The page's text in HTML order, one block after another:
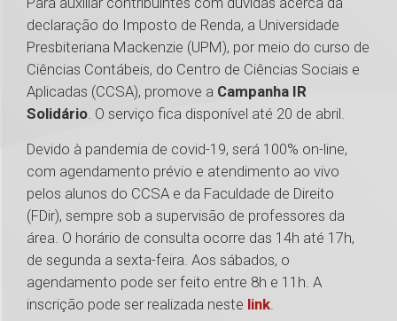
declaração do Imposto de Renda, a Universidade
Presbiteriana Mackenzie (UPM), por meio do curso de
Ciências Contábeis, do Centro de Ciências Sociais e
Aplicadas (CCSA), promove a Campanha IR
Solidário. O serviço fica disponível até 20 de abril.
Devido à pandemia de covid-19, será 100% on-line,
com agendamento prévio e atendimento ao vivo
pelos alunos do CCSA e da Faculdade de Direito
(FDir), sempre sob a supervisão de professores da
área. O horário de consulta ocorre das 14h até 17h,
de segunda a sexta-feira. Aos sábados, o
agendamento pode ser feito entre 8h e 11h. A
inscrição pode ser realizada neste link.